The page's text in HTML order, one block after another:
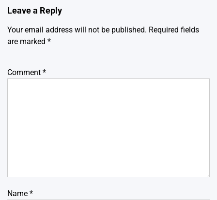
Leave a Reply
Your email address will not be published. Required fields
are marked *
Comment *
Name *